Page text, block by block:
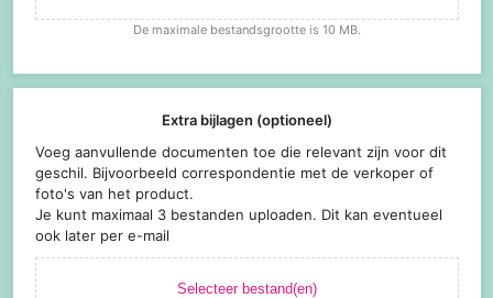
De maximale bestandsgrootte is 10 MB.
Extra bijlagen (optioneel)
Voeg aanvullende documenten toe die relevant zijn voor dit
geschil. Bijvoorbeeld correspondentie met de verkoper of
foto's van het product.
Je kunt maximaal 3 bestanden uploaden. Dit kan eventueel
ook later per e-mail
Selecteer bestand(en)